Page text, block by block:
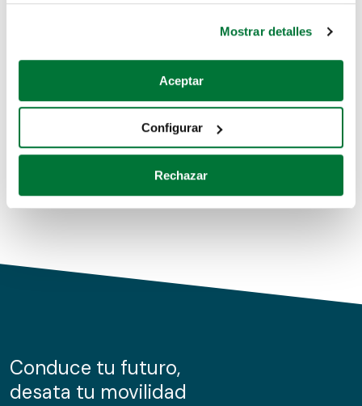
Si lo permite, también quisiéramos:
Recopilar información sobre su ubicación geográfica
Identificar su dispositivo analizándolo activamente
para buscar características específicas (huellas
Obtenga más información sobre cómo se procesan sus
de cookies.
información sobre el uso que haga del sitio web con
nuestros partners de redes sociales, publicidad y análisis
Mostrar detalles
Aceptar
Configurar
Rechazar
Coches de segunda mano
Coches de km0
Conduce tu futuro,
desata tu movilidad